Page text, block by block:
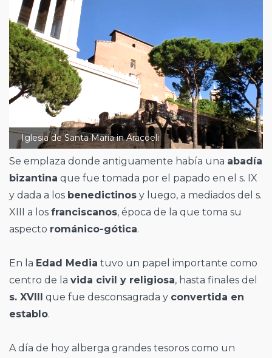
Iglesia de Santa Maria in Aracoeli
Se emplaza donde antiguamente había una abadía
bizantina que fue tomada por el papado en el s. IX
y dada a los benedictinos y luego, a mediados del s.
XIII a los franciscanos, época de la que toma su
aspecto románico-gótica.
En la Edad Media tuvo un papel importante como
centro de la vida civil y religiosa, hasta finales del
s. XVIII que fue desconsagrada y convertida en
establo.
A día de hoy alberga grandes tesoros como un